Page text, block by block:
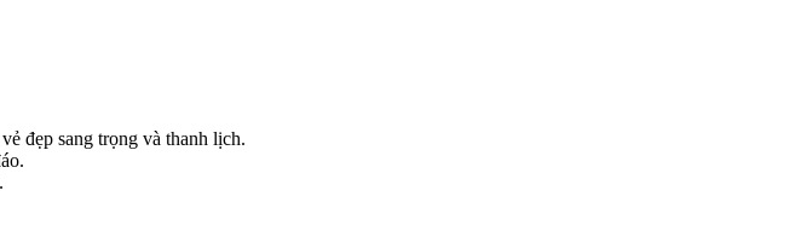
đẹp sang trọng và thanh lịch.